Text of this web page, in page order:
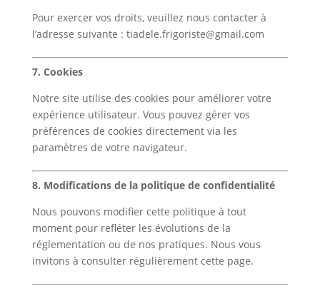
Pour exercer vos droits, veuillez nous contacter à
l’adresse suivante : tiadele.frigoriste@gmail.com
7. Cookies
Notre site utilise des cookies pour améliorer votre
expérience utilisateur. Vous pouvez gérer vos
préférences de cookies directement via les
paramètres de votre navigateur.
8. Modifications de la politique de confidentialité
Nous pouvons modifier cette politique à tout
moment pour refléter les évolutions de la
réglementation ou de nos pratiques. Nous vous
invitons à consulter régulièrement cette page.